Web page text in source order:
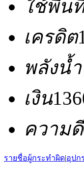
ใช้พื้น
เครดิต
พลังน้
เงิน
ความดี
รายชื่อผู้กระทำผิด|อุปก